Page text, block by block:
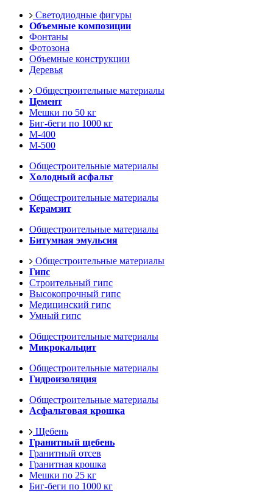
Светодиодные фигуры
Объемные композиции
Фонтаны
Фотозона
Объемные конструкции
Деревья
Общестроительные материалы
Цемент
Мешки по 50 кг
Биг-беги по 1000 кг
М-400
М-500
Общестроительные материалы
Холодный асфальт
Общестроительные материалы
Керамзит
Общестроительные материалы
Битумная эмульсия
Общестроительные материалы
Гипс
Строительный гипс
Высокопрочный гипс
Медицинский гипс
Умный гипс
Общестроительные материалы
Микрокальцит
Общестроительные материалы
Гидроизоляция
Общестроительные материалы
Асфальтовая крошка
Щебень
Гранитный щебень
Гранитный отсев
Гранитная крошка
Мешки по 25 кг
Биг-беги по 1000 кг